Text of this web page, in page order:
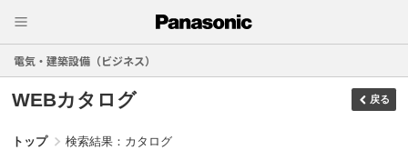
電気・建築設備（ビジネス）
WEBカタログ 戻る
トップ 検索結果：カタログ